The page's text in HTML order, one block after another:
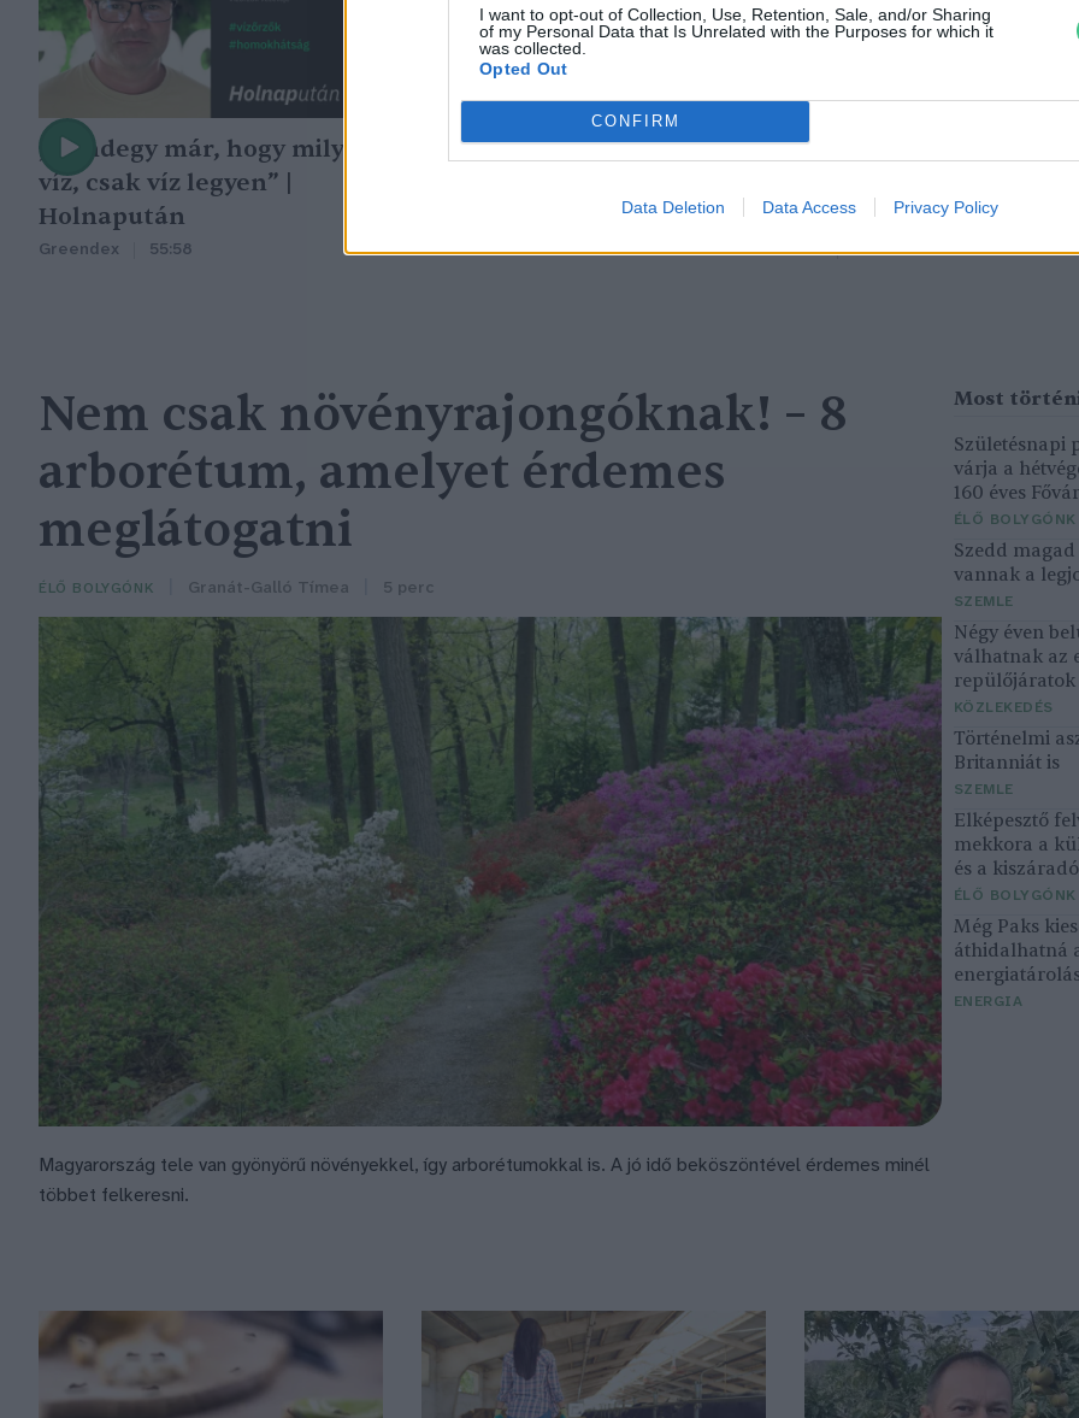
I want to opt-out of Collection, Use, Retention, Sale, and/or Sharing
of my Personal Data that Is Unrelated with the Purposes for which it
was collected.
Opted Out
CONFIRM
Data Deletion Data Access Privacy Policy
„Mindegy már, hogy milyen
víz, csak víz legyen” |
Holnapután
Greendex 55:58
A vegetációtüzek legfőbb
Nincs élet víz nélkül? –
Holnapután
Greendex 1:04:15
Nem csak növényrajongóknak! – 8
arborétum, amelyet érdemes
meglátogatni
ÉLŐ BOLYGÓNK Granát-Galló Tímea 5 perc
Magyarország tele van gyönyörű növényekkel, így arborétumokkal is. A jó idő beköszöntével érdemes minél
többet felkeresni.
Születésnapi
várja a
160 éves
ÉLŐ BOLYGÓNK
Szedd
vannak a
SZEMLE
Négy éven
válhatnak az
KÖZLEKEDÉS
Történelmi
Britanniát is
SZEMLE
Elképesztő
mekkora a
és a
ÉLŐ BOLYGÓNK
Még Paks
áthidalhatná
ENERGIA